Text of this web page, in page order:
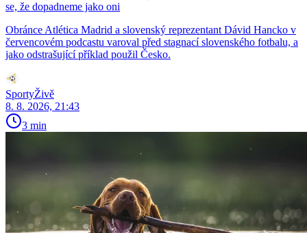
se, že dopadneme jako oni
Obránce Atlética Madrid a slovenský reprezentant Dávid Hancko v
červencovém podcastu varoval před stagnací slovenského fotbalu, a
jako odstrašující příklad použil Česko.
SportyŽivě
8. 8. 2026, 21:43
3 min